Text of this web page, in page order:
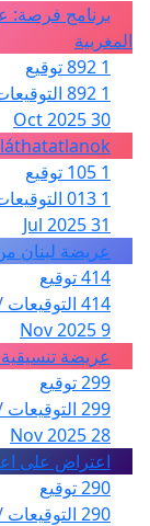
برنامج فرصة:
المغربية
1 892 توقيع
1 892 التوقيعات / 12 أشهر
30 Oct 2025
1 105 توقيع
1 013 التوقيعات / 12 أشهر
31 Jul 2025
عريضة لبنان
414 توقيع
414 التوقيعات / 12 أشهر
9 Nov 2025
عريضة
299 توقيع
299 التوقيعات / 12 أشهر
28 Nov 2025
اعتراض على
290 توقيع
290 التوقيعات / 12 أشهر